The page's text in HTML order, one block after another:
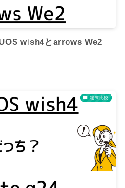
wish4とarrows We2
端末比較